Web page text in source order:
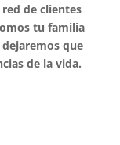
de clientes
tu familia
que
de la vida.